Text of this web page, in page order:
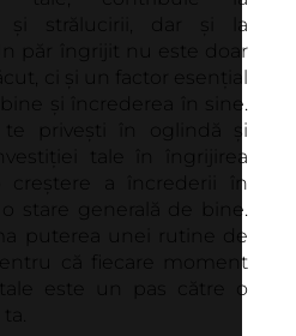
și strălucirii, dar și la
păr îngrijit nu este doar
ci și un factor esențial
și încrederea în sine.
privești în oglindă și
tale în îngrijirea
creștere a încrederii în
stare generală de bine.
puterea unei rutine de
că fiecare moment
este un pas către o